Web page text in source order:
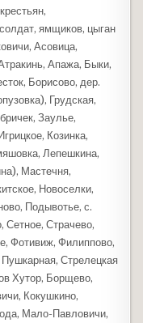
ямщиков, цыган
Асовица,
Апажа, Быки,
Борисово, дер.
Грудская,
Заулье,
Козинка,
Лепешкина,
Мастечня,
Новоселки,
Подывотье, с.
Сетное, Страчево,
Фотивиж, Филиппово,
Стрелецкая
Хутор, Борщево,
Кокушкино,
Мало-Павловичи,